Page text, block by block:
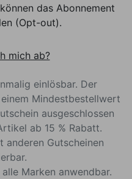
das Abonnement
(Opt-out).
mich ab?
einlösbar. Der
Mindestbestellwert
ausgeschlossen
ab 15 % Rabatt.
anderen Gutscheinen
Marken anwendbar.